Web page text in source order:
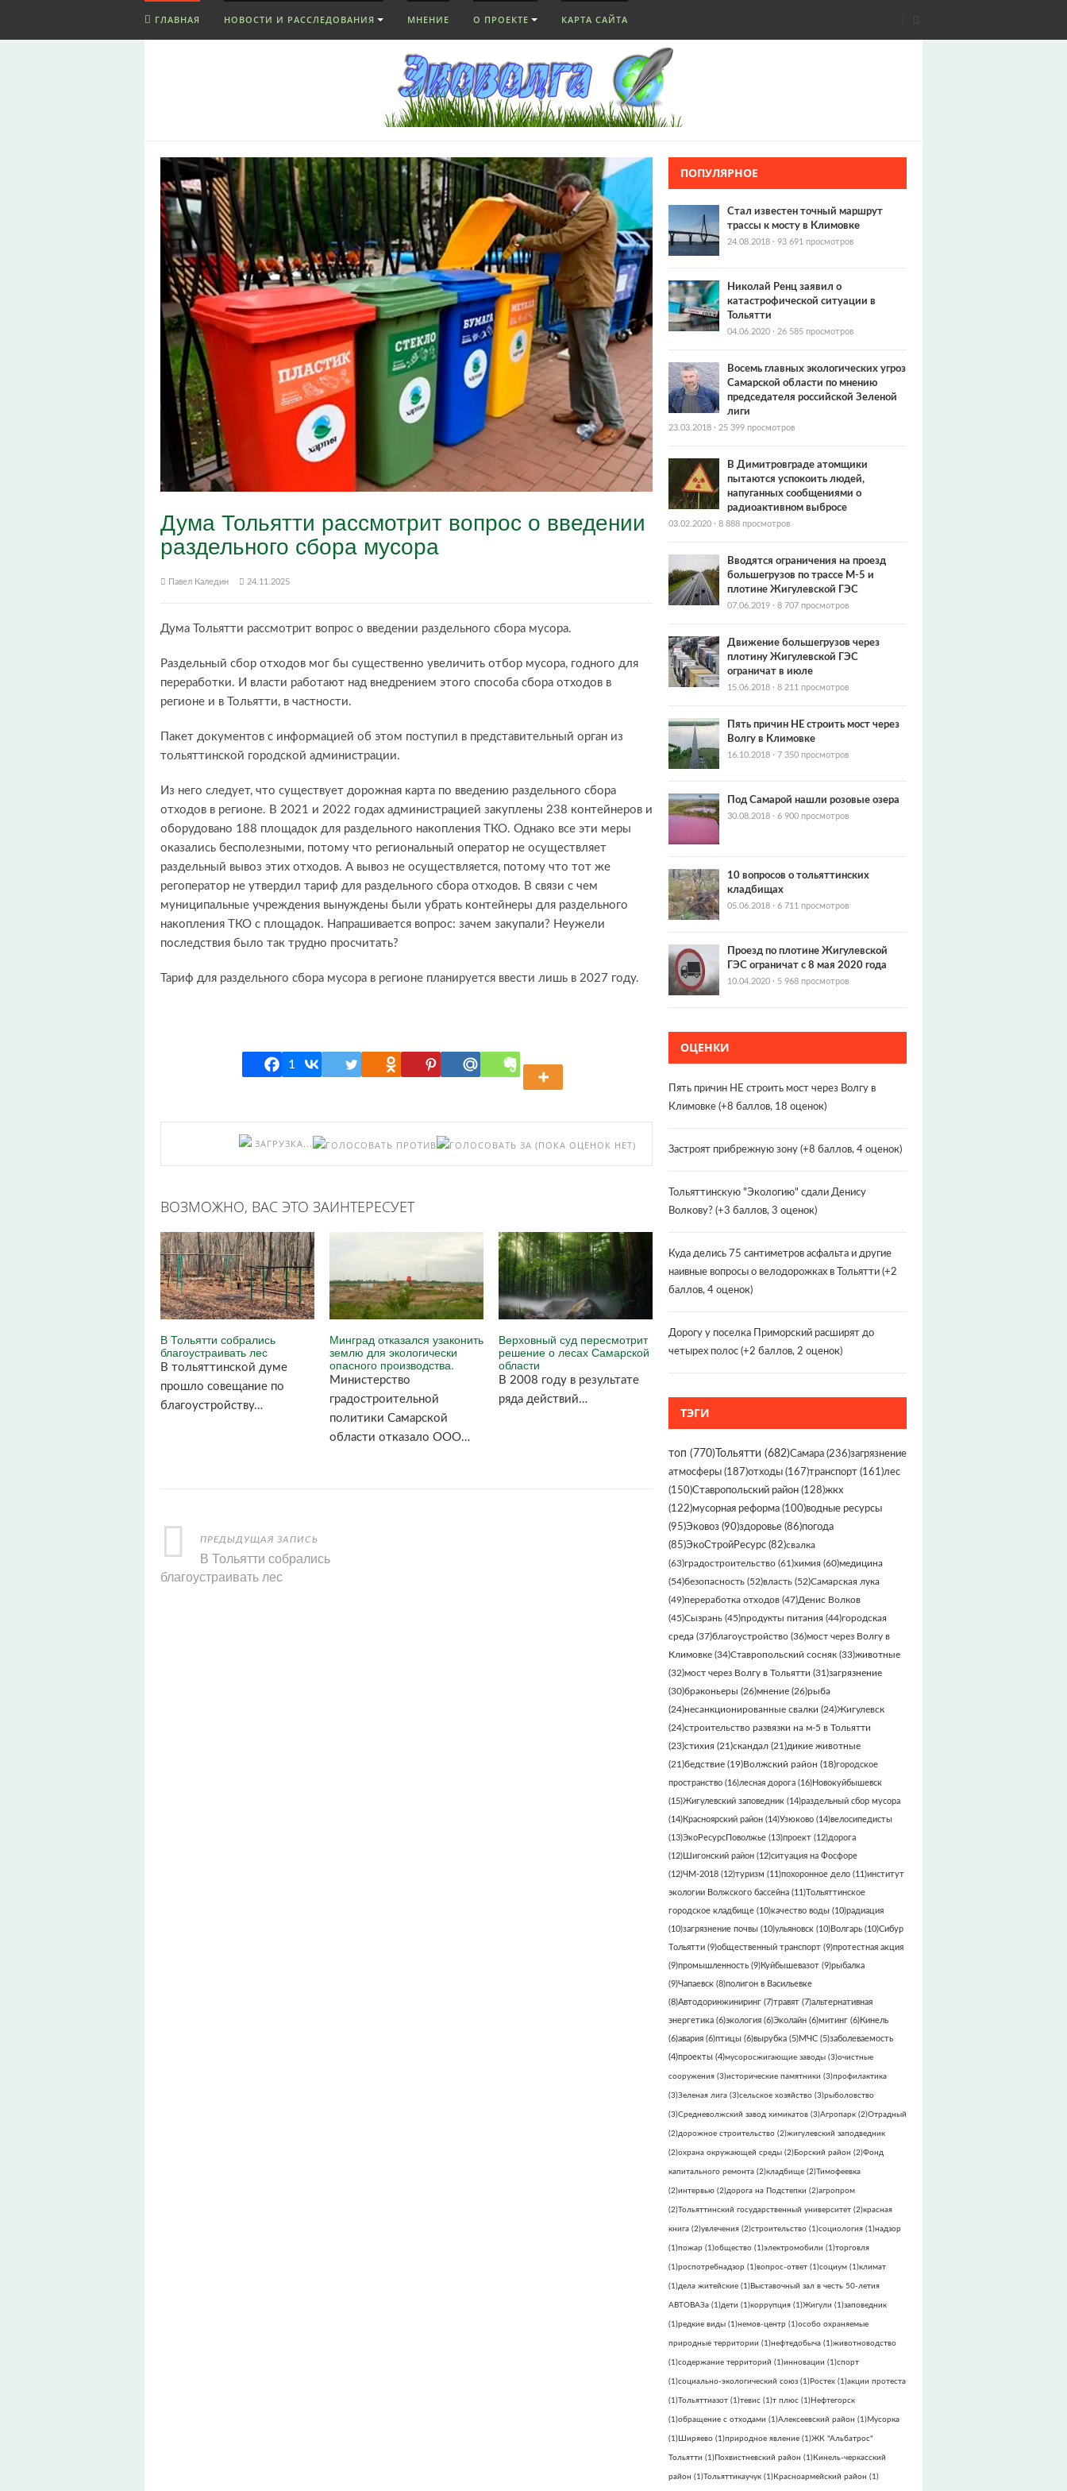
ГЛАВНАЯ НОВОСТИ И РАССЛЕДОВАНИЯ МНЕНИЕ О ПРОЕКТЕ КАРТА САЙТА
Дума Тольятти рассмотрит вопрос о введении
раздельного сбора мусора
Павел Каледин 24.11.2025
Дума Тольятти рассмотрит вопрос о введении раздельного сбора мусора.
Раздельный сбор отходов мог бы существенно увеличить отбор мусора, годного для
переработки. И власти работают над внедрением этого способа сбора отходов в
регионе и в Тольятти, в частности.
Пакет документов с информацией об этом поступил в представительный орган из
тольяттинской городской администрации.
Из него следует, что существует дорожная карта по введению раздельного сбора
отходов в регионе. В 2021 и 2022 годах администрацией закуплены 238 контейнеров и
оборудовано 188 площадок для раздельного накопления ТКО. Однако все эти меры
оказались бесполезными, потому что региональный оператор не осуществляет
раздельный вывоз этих отходов. А вывоз не осуществляется, потому что тот же
регоператор не утвердил тариф для раздельного сбора отходов. В связи с чем
муниципальные учреждения вынуждены были убрать контейнеры для раздельного
накопления ТКО с площадок. Напрашивается вопрос: зачем закупали? Неужели
последствия было так трудно просчитать?
Тариф для раздельного сбора мусора в регионе планируется ввести лишь в 2027 году.
1
(ПОКА ОЦЕНОК НЕТ)
ЗАГРУЗКА...
ВОЗМОЖНО, ВАС ЭТО ЗАИНТЕРЕСУЕТ
В Тольятти собрались
благоустраивать лес
В тольяттинской думе
прошло совещание по
благоустройству…
Минград отказался узаконить
землю для экологически
опасного производства.
Министерство
градостроительной
политики Самарской
области отказало ООО…
Верховный суд пересмотрит
решение о лесах Самарской
области
В 2008 году в результате
ряда действий…
ПРЕДЫДУЩАЯ ЗАПИСЬ
В Тольятти собрались
благоустраивать лес
ПОПУЛЯРНОЕ
Стал известен точный маршрут
трассы к мосту в Климовке
24.08.2018 · 93 691 просмотров
Николай Ренц заявил о
катастрофической ситуации в
Тольятти
04.06.2020 · 26 585 просмотров
Восемь главных экологических угроз
Самарской области по мнению
председателя российской Зеленой
лиги
23.03.2018 · 25 399 просмотров
В Димитровграде атомщики
пытаются успокоить людей,
напуганных сообщениями о
радиоактивном выбросе
03.02.2020 · 8 888 просмотров
Вводятся ограничения на проезд
большегрузов по трассе М-5 и
плотине Жигулевской ГЭС
07.06.2019 · 8 707 просмотров
Движение большегрузов через
плотину Жигулевской ГЭС
ограничат в июле
15.06.2018 · 8 211 просмотров
Пять причин НЕ строить мост через
Волгу в Климовке
16.10.2018 · 7 350 просмотров
Под Самарой нашли розовые озера
30.08.2018 · 6 900 просмотров
10 вопросов о тольяттинских
кладбищах
05.06.2018 · 6 711 просмотров
Проезд по плотине Жигулевской
ГЭС ограничат с 8 мая 2020 года
10.04.2020 · 5 968 просмотров
ОЦЕНКИ
Пять причин НЕ строить мост через Волгу в
Климовке (+8 баллов, 18 оценок)
Застроят прибрежную зону (+8 баллов, 4 оценок)
Тольяттинскую "Экологию" сдали Денису
Волкову? (+3 баллов, 3 оценок)
Куда делись 75 сантиметров асфальта и другие
наивные вопросы о велодорожках в Тольятти (+2
баллов, 4 оценок)
Дорогу у поселка Приморский расширят до
четырех полос (+2 баллов, 2 оценок)
ТЭГИ
топ (770) Тольятти (682)Самара (236)загрязнение
атмосферы (187)отходы (167)транспорт (161)лес
(150)Ставропольский район (128)жкх
(122)мусорная реформа (100)водные ресурсы
(95)Эковоз (90)здоровье (86)погода
(85)ЭкоСтройРесурс (82)свалка
(63)градостроительство (61)химия (60)медицина
(54)безопасность (52)власть (52)Самарская лука
(49)переработка отходов (47)Денис Волков
(45)Сызрань (45)продукты питания (44)городская
среда (37)благоустройство (36)мост через Волгу в
Климовке (34)Ставропольский сосняк (33)животные
(32)мост через Волгу в Тольятти (31)загрязнение
(30)браконьеры (26)мнение (26)рыба
(24)несанкционированные свалки (24)Жигулевск
(24)строительство развязки на м-5 в Тольятти
(23)стихия (21)скандал (21)дикие животные
(21)бедствие (19)Волжский район (18)городское
пространство (16)лесная дорога (16)Новокуйбышевск
(15)Жигулевский заповедник (14)раздельный сбор мусора
(14)Красноярский район (14)Узюково (14)велосипедисты
(13)ЭкоРесурсПоволжье (13)проект (12)дорога
(12) Шигонский район (12)ситуация на Фосфоре
(12)ЧМ-2018 (12)туризм (11)похоронное дело (11)институт
экологии Волжского бассейна (11)Тольяттинское
городское кладбище (10)качество воды (10)радиация
(10)загрязнение почвы (10)ульяновск (10)Волгарь (10)Сибур
Тольятти (9)общественный транспорт (9)протестная акция
(9)промышленность (9)Куйбышевазот (9)рыбалка
(9)Чапаевск (8)полигон в Васильевке
(8)Автодоринжиниринг (7)травят (7)альтернативная
энергетика (6)экология (6)Эколайн (6)митинг (6)Кинель
(6)авария (6)птицы (6)вырубка (5)МЧС (5)заболеваемость
(4)проекты (4)мусоросжигающие заводы (3)очистные
сооружения (3)исторические памятники (3)профилактика
(3)Зеленая лига (3)сельское хозяйство (3)рыболовство
(3)Средневолжский завод химикатов (3)Агропарк (2)Отрадный
(2)дорожное строительство (2)жигулевский заподведник
(2)охрана окружающей среды (2) Борский район (2)Фонд
капитального ремонта (2)кладбище (2)Тимофеевка
(2)интервью (2)дорога на Подстепки (2)агропром
(2)Тольяттинский государственный университет (2)красная
книга (2)увлечения (2)строительство (1)социология (1)надзор
(1)пожар (1)общество (1)электромобили (1)торговля
(1)роспотребнадзор (1)вопрос-ответ (1)социум (1)климат
(1)дела житейские (1) Выставочный зал в честь 50-летия
АВТОВАЗа (1)дети (1)коррупция (1)Жигули (1)заповедник
(1)редкие виды (1)немов-центр (1)особо охраняемые
природные территории (1)нефтедобыча (1)животноводство
(1)содержание территорий (1)инновации (1)спорт
(1)социально-экологический союз (1) Ростех (1)акции протеста
(1)Тольяттиазот (1)тевис (1)т плюс (1) Нефтегорск
(1)обращение с отходами (1)Алексеевский район (1)Мусорка
(1) Ширяево (1)природное явление (1)ЖК "Альбатрос"
Тольятти (1) Похвистневский район (1) Кинель-черкасский
район (1)Тольяттикаучук (1) Красноармейский район (1)